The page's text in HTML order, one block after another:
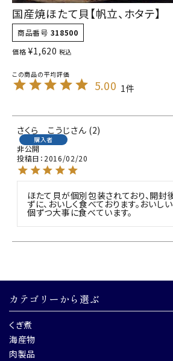
国産焼ほたて貝【帆立、ホタテ】
商品番号 318500
価格 ¥1,620 税込
5.00 1
さくら こうじ
2
購入者
非公開
投稿日 2016/02/20
ほたて貝が個別包装されており、開
ずに、おいしく食べております。おいし
個ずつ大事に食べています。
カテゴリーから選ぶ
くぎ煮
海産物
肉製品